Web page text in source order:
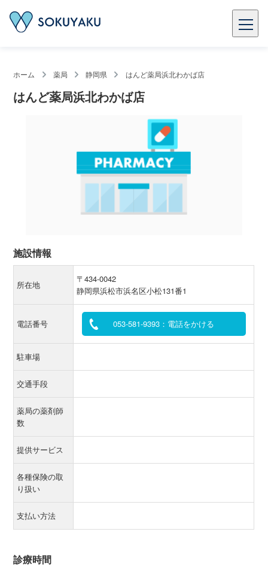
ホーム 薬局 静岡県 はんど薬局浜北わかば店
はんど薬局浜北わかば店
施設情報
所在地
〒434-0042
静岡県浜松市浜名区小松131番1
電話番号 053-581-9393：電話をかける
駐車場
交通手段
薬局の薬剤師
数
提供サービス
各種保険の取
り扱い
支払い方法
診療時間